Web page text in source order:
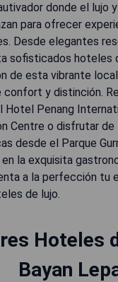
donde el lujo
para ofrecer
Desde elegantes
sofisticados hoteles
de esta vibrante
confort y distinción.
Hotel Penang
Centre o disfrutar de
desde el Parque
la exquisita
a la perfección tu
de lujo.
Hoteles
Bayan